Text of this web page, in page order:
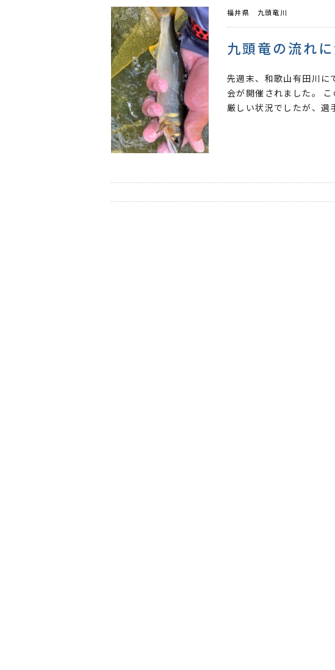
福井県 九頭竜川
九頭竜の流れ
先週末、和歌山有田川に
会が開催されました。
厳しい状況でしたが、選